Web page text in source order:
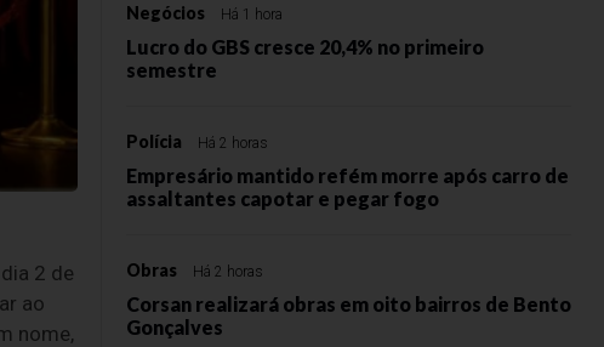
2 de
ao
nome,
Negócios Há 1 hora
Lucro do GBS cresce 20,4% no primeiro
semestre
Polícia Há 2 horas
Empresário mantido refém morre após carro de
assaltantes capotar e pegar fogo
Obras Há 2 horas
Corsan realizará obras em oito bairros de Bento
Gonçalves